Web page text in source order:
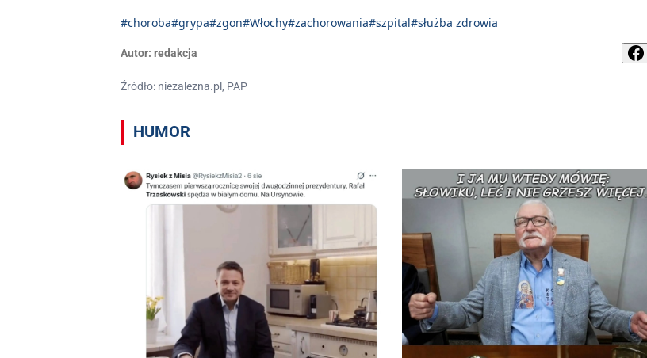
#choroba#grypa#zgon#Włochy#zachorowania#szpital#służba zdrowia
Autor: redakcja
Źródło: niezalezna.pl, PAP
HUMOR